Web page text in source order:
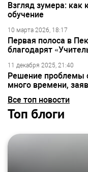
Взгляд зумера: как
обучение
10 марта 2026, 18:17
Первая полоса в
благодарят
11 декабря 2025, 21:40
Решение проблемы
много времени,
Все топ новости
Топ блоги